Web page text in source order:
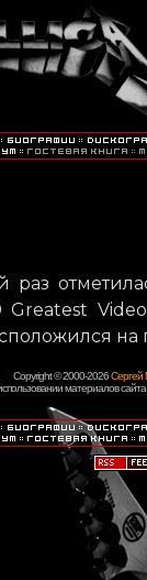
раз
Greatest
на
Copyright © 2000-2026Сергей
материалов сайта